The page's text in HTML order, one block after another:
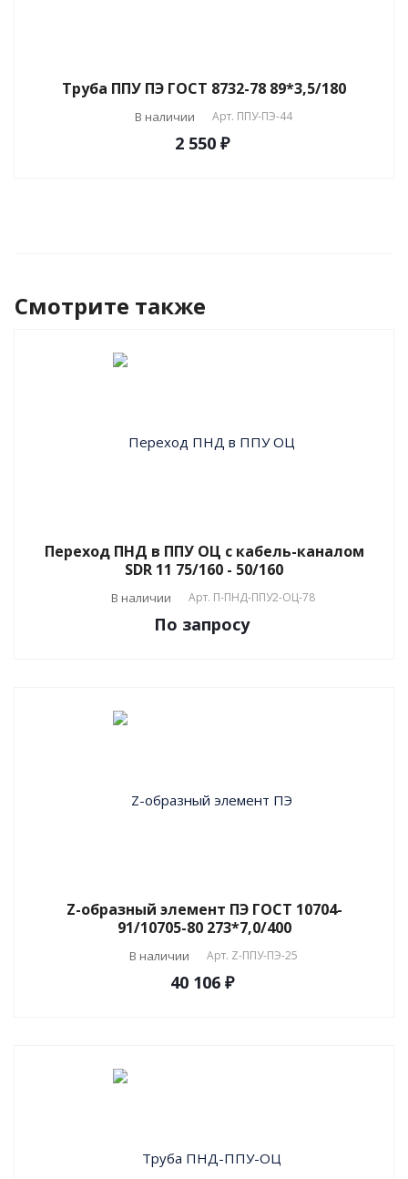
Труба ППУ ПЭ ГОСТ 8732-78 89*3,5/180
В наличии Арт. ППУ-ПЭ-44
2 550 ₽
Смотрите также
Переход ПНД в ППУ ОЦ с кабель-каналом
SDR 11 75/160 - 50/160
В наличии Арт. П-ПНД-ППУ2-ОЦ-78
По запросу
Z-образный элемент ПЭ ГОСТ 10704-
91/10705-80 273*7,0/400
В наличии Арт. Z-ППУ-ПЭ-25
40 106 ₽